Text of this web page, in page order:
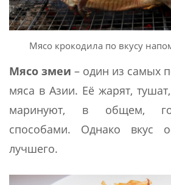
Мясо крокодила по вкусу
Мясо змеи – один из самых
мяса в Азии. Её жарят,
маринуют, в общем,
способами. Однако вкус
лучшего.